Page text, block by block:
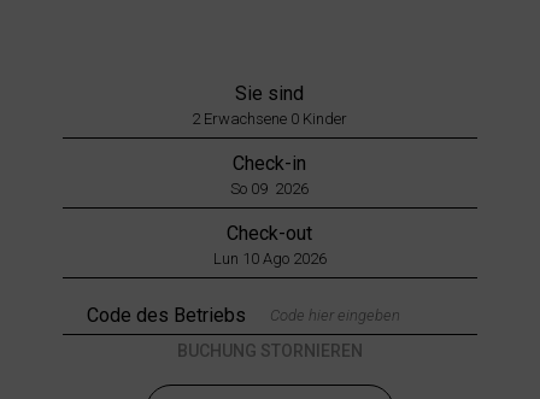
Sie sind
2 Erwachsene 0 Kinder
Check-in
Check-out
Code des Betriebs
BUCHUNG STORNIEREN